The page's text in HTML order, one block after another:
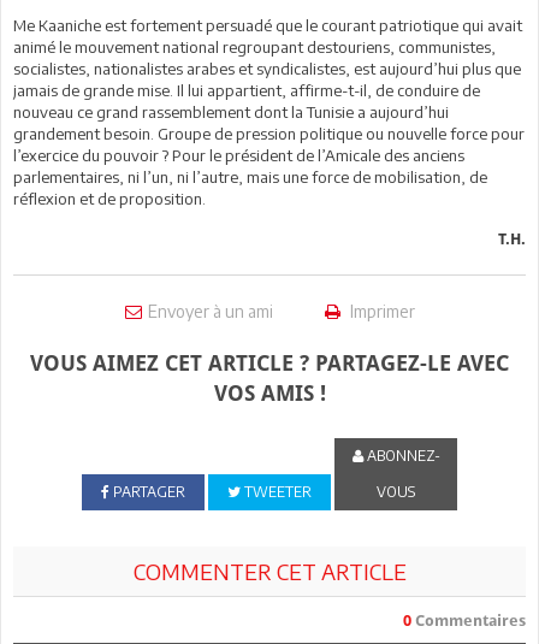
Me Kaaniche est fortement persuadé que le courant patriotique qui avait
animé le mouvement national regroupant destouriens, communistes,
socialistes, nationalistes arabes et syndicalistes, est aujourd’hui plus que
jamais de grande mise. Il lui appartient, affirme-t-il, de conduire de
nouveau ce grand rassemblement dont la Tunisie a aujourd’hui
grandement besoin. Groupe de pression politique ou nouvelle force pour
l’exercice du pouvoir ? Pour le président de l’Amicale des anciens
parlementaires, ni l’un, ni l’autre, mais une force de mobilisation, de
réflexion et de proposition.
T.H.
Envoyer à un ami Imprimer
VOUS AIMEZ CET ARTICLE ? PARTAGEZ-LE AVEC
VOS AMIS !
PARTAGER TWEETER
ABONNEZ-
VOUS
COMMENTER CET ARTICLE
0 Commentaires